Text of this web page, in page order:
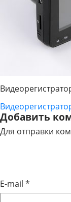
ПО
Добавить
Для отправки
E-mail *